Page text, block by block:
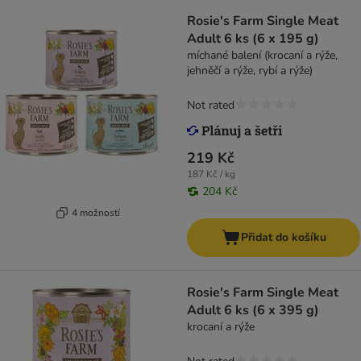
4 možností
Rosie's Farm Single Meat
Adult 6 ks (6 x 195 g)
míchané balení (krocaní a rýže,
jehněčí a rýže, rybí a rýže)
219 Kč
187 Kč / kg
204 Kč
Not rated
Přidat do košíku
Rosie's Farm Single Meat
Adult 6 ks (6 x 395 g)
krocaní a rýže